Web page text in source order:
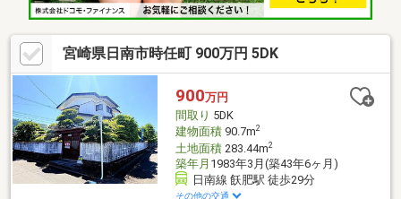
宮崎県日南市時任町 900万円 5DK
900万円
間取り 5DK
建物面積90.7m2
土地面積283.44m2
築年月 1983年3月(築43年6ヶ月)
日南線 飫肥駅 徒歩29分
その他の交通